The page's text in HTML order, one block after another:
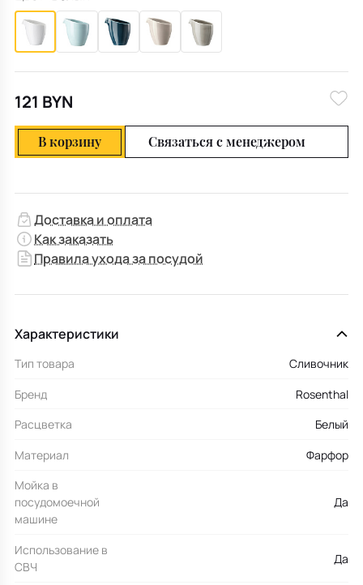
121 BYN
В корзину Связаться с менеджером
Доставка и оплата
Как заказать
Правила ухода за посудой
Характеристики
Тип товара
Сливочник
Бренд
Rosenthal
Расцветка
Белый
Материал
Фарфор
Мойка в
посудомоечной
машине
Да
Использование в
СВЧ
Да